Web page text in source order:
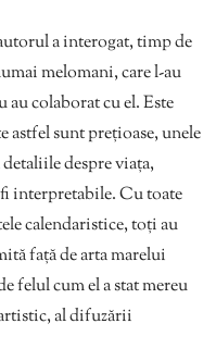
a interogat, timp de
melomani, care l-au
colaborat cu el. Este
astfel sunt prețioase, unele
despre viața,
interpretabile. Cu toate
calendaristice, toți au
față de arta marelui
felul cum el a stat mereu
al difuzării